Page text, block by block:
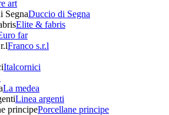
art
Duccio di Segna
Elite & fabris
far
Franco s.r.l
Italcornici
La medea
Linea argenti
Porcellane principe